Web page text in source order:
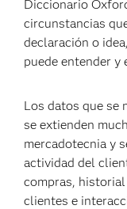
Diccionario
circunstancias
declaración o
puede entender y
Los datos que se
se extienden
mercadotecnia y
actividad del
compras,
clientes e